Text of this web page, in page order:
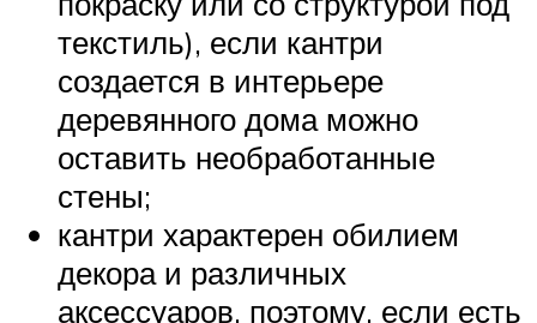
текстиль), если кантри
создается в интерьере
деревянного дома можно
оставить необработанные
стены;
кантри характерен обилием
декора и различных
аксессуаров, поэтому, если есть